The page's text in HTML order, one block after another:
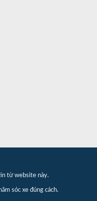
từ website này.
sóc xe đúng cách.